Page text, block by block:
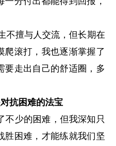
不擅与人交流，但长期在
爬滚打，我也逐渐掌握了
要走出自己的舒适圈，多
抗困难的法宝
少的困难，但我深知只
胜困难，才能练就我们坚